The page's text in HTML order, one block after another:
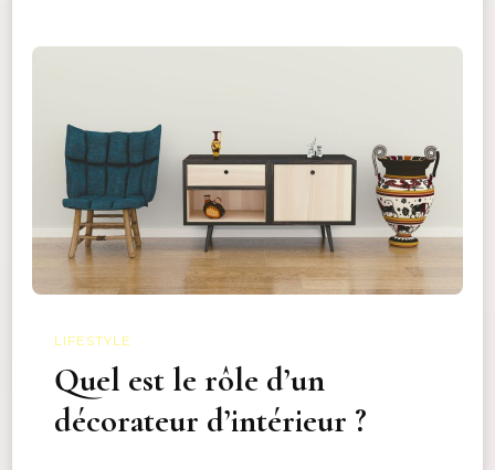
LIFESTYLE
Quel est le rôle d’un
décorateur d’intérieur ?